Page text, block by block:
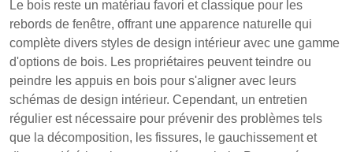
Le bois reste un matériau favori et classique pour les
rebords de fenêtre, offrant une apparence naturelle qui
complète divers styles de design intérieur avec une gamme
d'options de bois. Les propriétaires peuvent teindre ou
peindre les appuis en bois pour s'aligner avec leurs
schémas de design intérieur. Cependant, un entretien
régulier est nécessaire pour prévenir des problèmes tels
que la décomposition, les fissures, le gauchissement et